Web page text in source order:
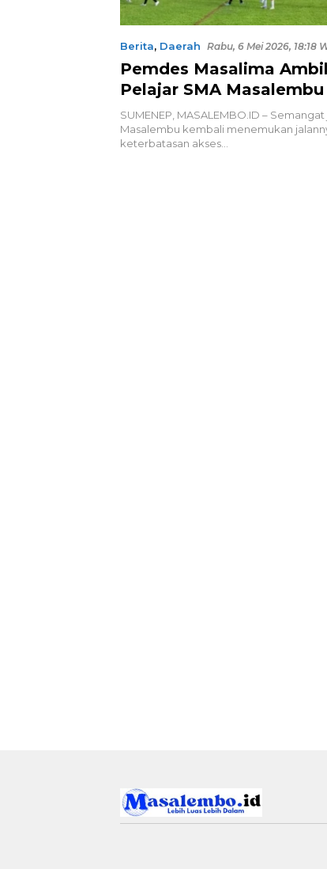
Berita, Daerah Rabu, 6 Mei 2026, 18:18
Pemdes Masalima
Pelajar SMA
Berlaga
SUMENEP, MASALEMBO.ID –
Masalembu kembali menemukan
keterbatasan akses…